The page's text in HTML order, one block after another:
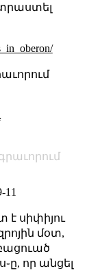
11
է սիփիյու
մօտ,
որ անցել